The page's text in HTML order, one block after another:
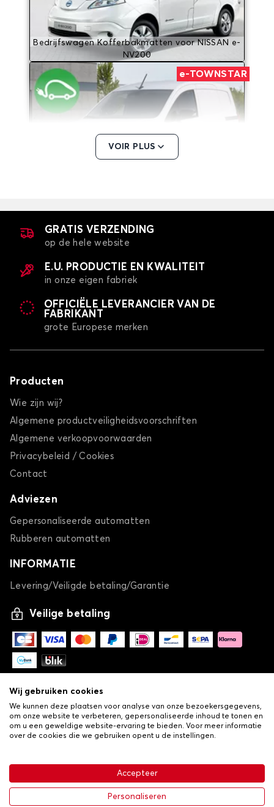
Bedrijfswagen Kofferbakmatten voor NISSAN e-
NV200
e-TOWNSTAR
INTERSTAR
Bedrijfswagen Kofferbakmatten voor NISSAN
INTERSTAR
Bedrijfswagen Kofferbakmatten voor NISSAN
Bedrijfswagen Kofferbakmatten voor NISSAN
Bedrijfswagen Kofferbakmatten voor NISSAN
NV300
VOIR PLUS
GRATIS VERZENDING
op de hele website
E.U. PRODUCTIE EN KWALITEIT
in onze eigen fabriek
OFFICIËLE LEVERANCIER VAN DE
FABRIKANT
grote Europese merken
Producten
Wie zijn wij?
Algemene productveiligheidsvoorschriften
Algemene verkoopvoorwaarden
Privacybeleid / Cookies
Contact
Adviezen
Gepersonaliseerde automatten
Rubberen automatten
INFORMATIE
Levering/Veiligde betaling/Garantie
Veilige betaling
Algemene verkoopvoorwaarden•Privacy- en cookiebeleid
•Livraison
Wij gebruiken cookies
We kunnen deze plaatsen voor analyse van onze bezoekersgegevens,
om onze website te verbeteren, gepersonaliseerde inhoud te tonen en
om u een geweldige website-ervaring te bieden. Voor meer informatie
over de cookies die we gebruiken opent u de instellingen.
Accepteer
Personaliseren